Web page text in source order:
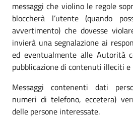
messaggi che violino le regole
bloccherà l’utente (quando
avvertimento) che dovesse
invierà una segnalazione ai
ed eventualmente alle Autorità
pubblicazione di contenuti illeciti e
Messaggi contenenti dati
numeri di telefono, eccetera)
delle persone interessate.